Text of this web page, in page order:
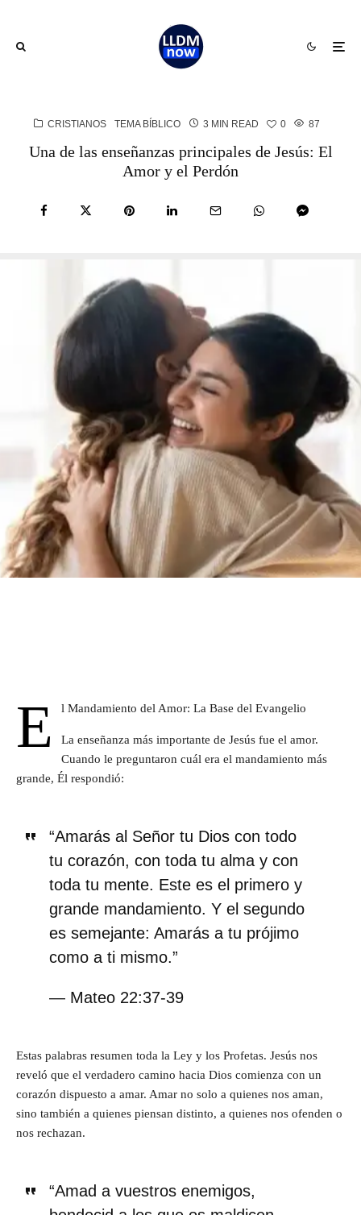
CRISTIANOS TEMA BÍBLICO 3 MIN READ 0 87
Una de las enseñanzas principales de Jesús: El
Amor y el Perdón
E l Mandamiento del Amor: La Base del Evangelio
La enseñanza más importante de Jesús fue el amor.
Cuando le preguntaron cuál era el mandamiento más
grande, Él respondió:
“Amarás al Señor tu Dios con todo
tu corazón, con toda tu alma y con
toda tu mente. Este es el primero y
grande mandamiento. Y el segundo
es semejante: Amarás a tu prójimo
como a ti mismo.”
— Mateo 22:37-39
Estas palabras resumen toda la Ley y los Profetas. Jesús nos
reveló que el verdadero camino hacia Dios comienza con un
corazón dispuesto a amar. Amar no solo a quienes nos aman,
sino también a quienes piensan distinto, a quienes nos ofenden o
nos rechazan.
“Amad a vuestros enemigos,